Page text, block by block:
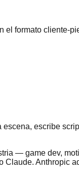
formato cliente-
escribe
— game dev,
Anthropic